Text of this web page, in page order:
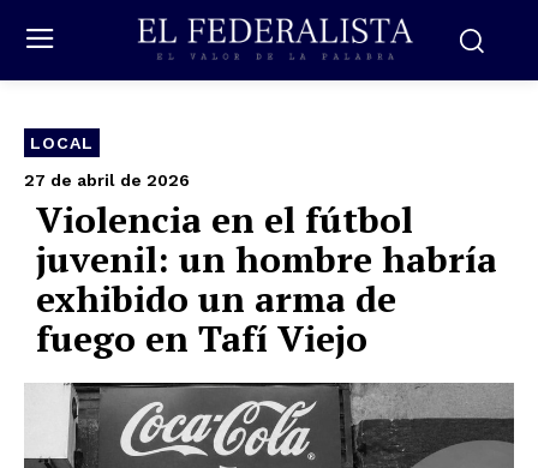
LOCAL
27 de abril de 2026
Violencia en el fútbol
juvenil: un hombre habría
exhibido un arma de
fuego en Tafí Viejo